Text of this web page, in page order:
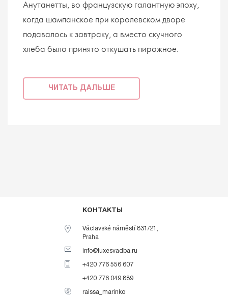
Анутанетты, во французскую галантную эпоху,
когда шампанское при королевском дворе
подавалось к завтраку, а вместо скучного
хлеба было принято откушать пирожное.
ЧИТАТЬ ДАЛЬШЕ
КОНТАКТЫ
Václavské náměstí 831/21,
Praha
info@luxesvadba.ru
+420 776 556 607
+420 776 049 889
raissa_marinko